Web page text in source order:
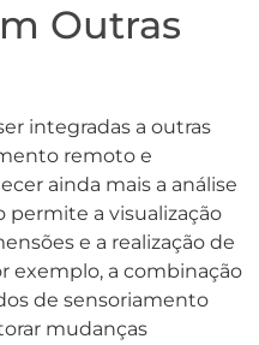
Outras
integradas a outras
remoto e
ainda mais a análise
permite a visualização
e a realização de
exemplo, a combinação
de sensoriamento
mudanças